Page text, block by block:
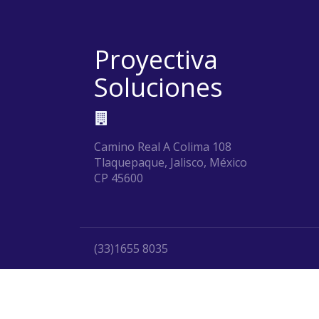
Proyectiva
Soluciones
Camino Real A Colima 108
Tlaquepaque, Jalisco, México
CP 45600
(33)1655 8035